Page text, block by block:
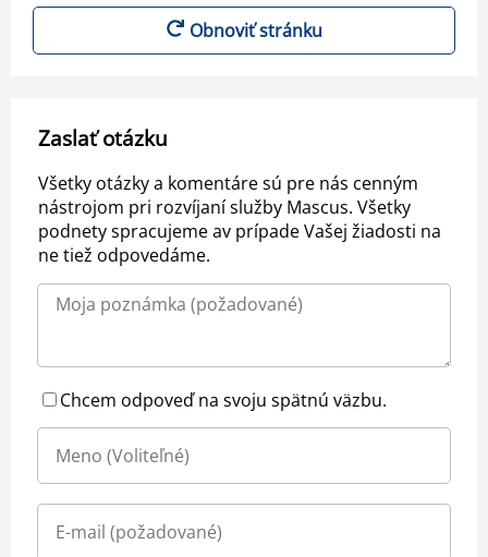
Obnoviť stránku
Zaslať otázku
Všetky otázky a komentáre sú pre nás cenným
nástrojom pri rozvíjaní služby Mascus. Všetky
podnety spracujeme av prípade Vašej žiadosti na
ne tiež odpovedáme.
Chcem odpoveď na svoju spätnú väzbu.